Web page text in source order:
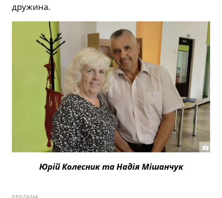
дружина.
Юрій Колесник та Надія Мішанчук